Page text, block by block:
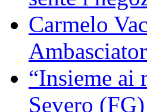
Carmelo
“Insieme ai
Severo